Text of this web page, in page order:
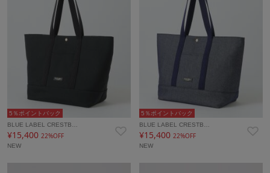
5％ポイントバック
BLUE LABEL CRESTB…
¥15,400 22%OFF
NEW
5％ポイントバック
BLUE LABEL CRESTB…
¥15,40022%OFF
NEW